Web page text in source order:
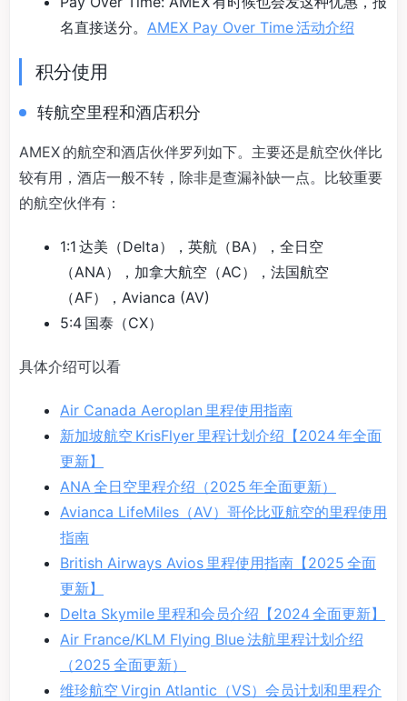
名直接送分。 AMEX Pay Over Time 活动介绍
积分使用
转航空里程和酒店积分
AMEX 的航空和酒店伙伴罗列如下。主要还是航空伙伴比
较有用，酒店一般不转，除非是查漏补缺一点。比较重要
的航空伙伴有：
1:1 达美（Delta），英航（BA），全日空
（ANA），加拿大航空（AC），法国航空
（AF），Avianca (AV)
5:4 国泰（CX）
具体介绍可以看
Air Canada Aeroplan 里程使用指南
新加坡航空 KrisFlyer 里程计划介绍【2024 年全面
更新】
ANA 全日空里程介绍（2025 年全面更新）
Avianca LifeMiles（AV）哥伦比亚航空的里程使用
指南
British Airways Avios 里程使用指南【2025 全面
更新】
Delta Skymile 里程和会员介绍【2024 全面更新】
Air France/KLM Flying Blue 法航里程计划介绍
（2025 全面更新）
维珍航空 Virgin Atlantic（VS）会员计划和里程介